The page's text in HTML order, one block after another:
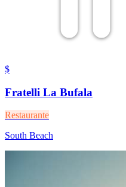
$
Fratelli La Bufala
Restaurante
South Beach